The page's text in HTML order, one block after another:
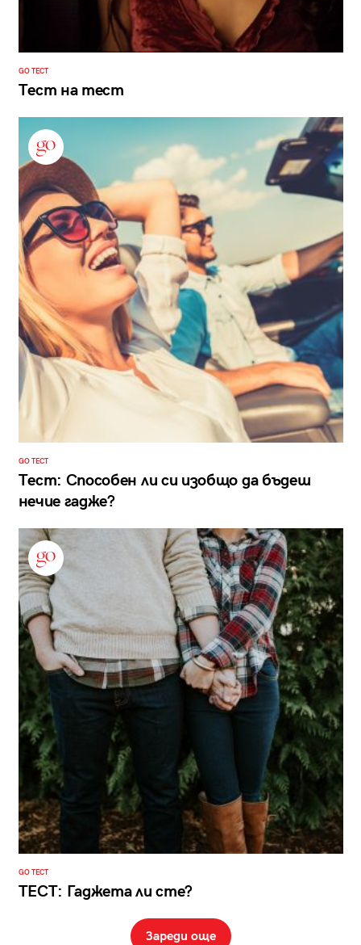
GO ТЕСТ
Тест на тест
GO ТЕСТ
Тест: Способен ли си изобщо да бъдеш
нечие гадже?
GO ТЕСТ
ТЕСТ: Гаджета ли сте?
Зареди още